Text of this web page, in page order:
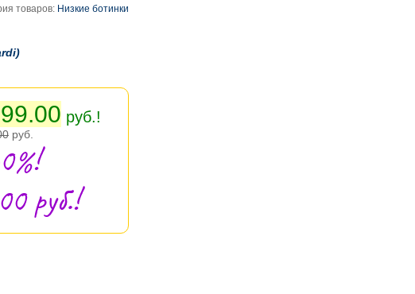
товаров: Низкие ботинки
руб.!
руб.
руб.!